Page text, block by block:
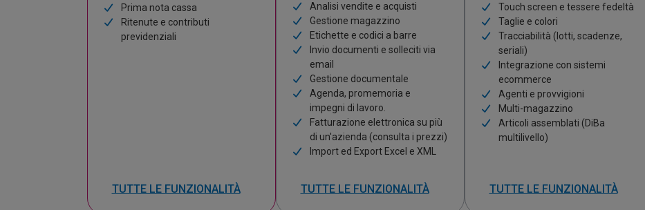
Prima nota cassa
Ritenute e contributi
previdenziali
TUTTE LE FUNZIONALITÀ
Analisi vendite e acquisti
Gestione magazzino
Etichette e codici a barre
Invio documenti e solleciti via
email
Gestione documentale
Agenda, promemoria e
impegni di lavoro.
Fatturazione elettronica su più
di un'azienda (consulta i prezzi)
Import ed Export Excel e XML
TUTTE LE FUNZIONALITÀ
Touch screen e tessere fedeltà
Taglie e colori
Tracciabilità (lotti, scadenze,
seriali)
Integrazione con sistemi
ecommerce
Agenti e provvigioni
Multi-magazzino
Articoli assemblati (DiBa
multilivello)
TUTTE LE FUNZIONALITÀ